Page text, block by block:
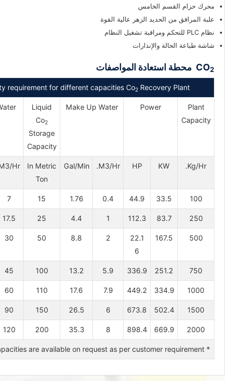
محرك حزام القسم الخامس
علبة المرافق من الحديد الزهر عالية القوة
نظام PLC للتحكم ومراقبة تشغيل النظام
شاشة طباعة الحالة والإنذارات
CO2 محطة استعادة المواصفات
requirement for different capacities Co2 Recovery Plant
Plant
Capacity
Power
Make Up Water
Liquid
Co2
Storage
Capacity
Kg/Hr.
KW
HP
M3/Hr.
Gal/Min
In Metric
Ton
Hr
100
33.5
44.9
0.4
1.76
15
7
250
83.7
112.3
1
4.4
25
17.5
500
167.5
22.1
6
2
8.8
50
30
750
251.2
336.9
5.9
13.2
100
45
1000
334.9
449.2
7.9
17.6
110
60
1500
502.4
673.8
6
26.5
150
90
2000
669.9
898.4
8
35.3
200
120
* Larger Capacities are available on request as per customer requirement.